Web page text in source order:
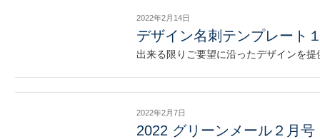
2022年2月14日
デザイン名刺テンプレート
出来る限りご要望に沿ったデザインを提
2022年2月7日
2022 グリーンメール２月号